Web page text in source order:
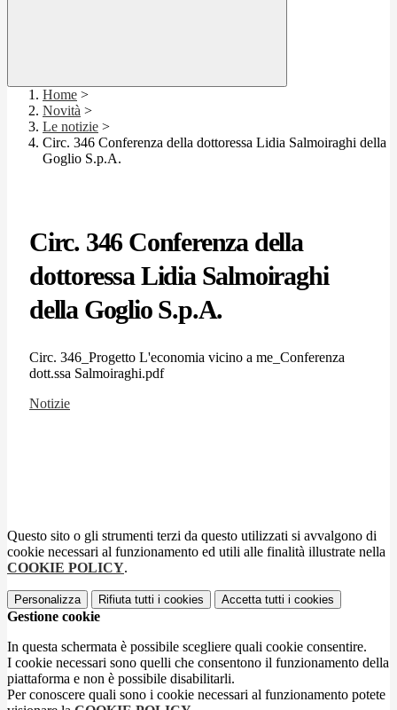
Home >
Novità >
Le notizie >
Circ. 346 Conferenza della dottoressa Lidia Salmoiraghi della
Goglio S.p.A.
Circ. 346 Conferenza della
dottoressa Lidia Salmoiraghi
della Goglio S.p.A.
Circ. 346_Progetto L'economia vicino a me_Conferenza
dott.ssa Salmoiraghi.pdf
Notizie
Questo sito o gli strumenti terzi da questo utilizzati si avvalgono di
cookie necessari al funzionamento ed utili alle finalità illustrate nella
COOKIE POLICY.
Personalizza Rifiuta tutti i cookies Accetta tutti i cookies
Gestione cookie
In questa schermata è possibile scegliere quali cookie consentire.
I cookie necessari sono quelli che consentono il funzionamento della
piattaforma e non è possibile disabilitarli.
Per conoscere quali sono i cookie necessari al funzionamento potete